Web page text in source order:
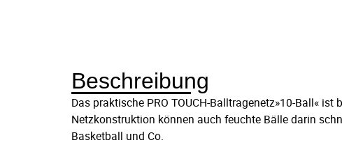
Beschreibung
Das praktische PRO TOUCH-Balltragenetz»10-Ball«
Netzkonstruktion können auch feuchte Bälle darin
Basketball und Co.